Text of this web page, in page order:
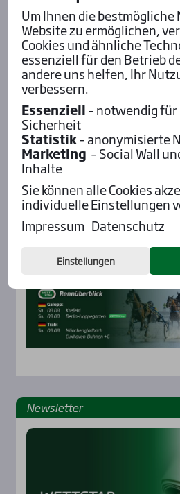
Aktu­el­les
News­let­ter
Um Ihnen die
Website zu ermöglichen,
Cookies und ähnliche
essenziell für den Betrieb
andere uns helfen, Ihr
verbessern.
Essenziell– notwendig
Sicherheit
Statistik– anonymisierte
Marketing – Social Wall
Inhalte
Sie können alle Cookies
individuelle Einstellungen
Impressum Datenschutz
Einstellungen